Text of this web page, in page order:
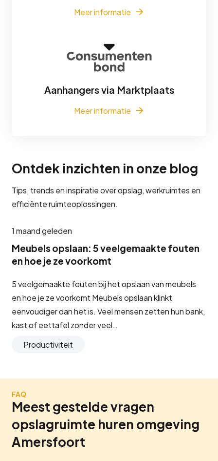
Meer informatie
Aanhangers via Marktplaats
Meer informatie
Ontdek inzichten in onze blog
Tips, trends en inspiratie over opslag, werkruimtes en
efficiënte ruimteoplossingen.
1 maand geleden
Meubels opslaan: 5 veelgemaakte fouten
en hoe je ze voorkomt
5 veelgemaakte fouten bij het opslaan van meubels
en hoe je ze voorkomt Meubels opslaan klinkt
eenvoudiger dan het is. Veel mensen zetten hun bank,
kast of eettafel zonder veel…
Productiviteit
FAQ
Meest gestelde vragen
opslagruimte huren omgeving
Amersfoort